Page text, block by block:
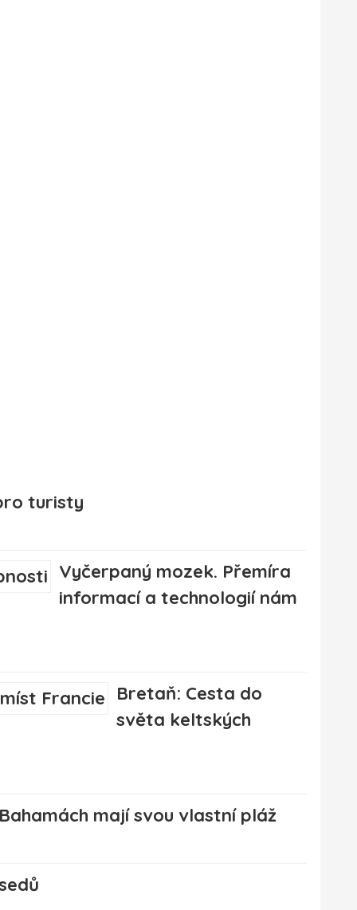
turisty
Vyčerpaný mozek. Přemíra
informací a technologií nám
Bretaň: Cesta do
světa keltských
mají svou vlastní pláž